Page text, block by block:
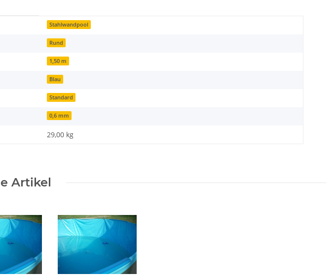
Stahlwandpool
Rund
1,50 m
Blau
Standard
0,6 mm
29,00 kg
Artikel